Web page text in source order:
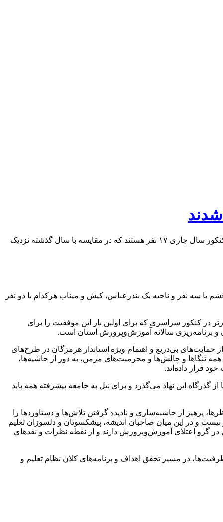
کوش نیوز-مدیرکل آموزش‌وپرورش هرمزگان گفت: برای نخستین بار سهم استان هرمزگان از رتبه‌های زیر ۱۰۰ منطقه دو و سه کشور در کنکور سال جاری ۱۷ نفر هستند که در مقایسه با سال گذشته نزدیک
با سه نفر و ناحیه یک بندرعباس، کیش و میناب هرکدام با دو نفر
در کنکور سراسری که برای اولین بار این موفقیت را برای
و برنامه‌ریزی سالانه آموزش‌وپرورش استان است.
بی‌دریغ و اهتمام ویژه استاندار هرمزگان در طرح‌های
تنگاها و چالش‌ها و محرمیت‌های مزمن، به دور از حاشیه‌ها،
قرار داده‌اند.
این نهاد می‌گذرد و برای نیل به جامعه پیشرفته همه باید
از حاشیه‌سازی و نادیده گرفتن تلاش‌ها و دستاوردها را
و در این میان صاحبان اندیشه، پیشکسوتان و دلسوزان تعلیم
گرو اعتلای آموزش‌وپرورش دارند و از نقطه نظرات و نقدهای
در مسیر تحقق اهداف و برنامه‌های کلان نظام تعلیم و